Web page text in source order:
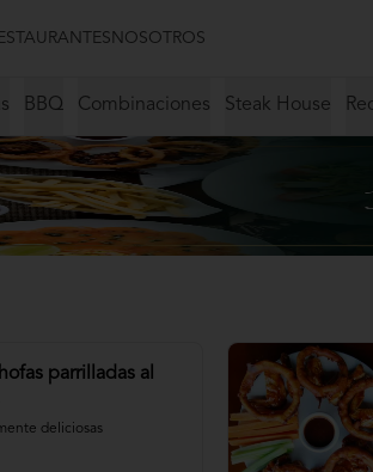
NOSOTROS
BBQ Combinaciones Steak House
parrilladas al
deliciosas